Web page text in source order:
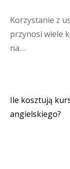
Korzystanie z
przynosi wiele
na…
Nawigacja
Ile kosztują
angielskiego?